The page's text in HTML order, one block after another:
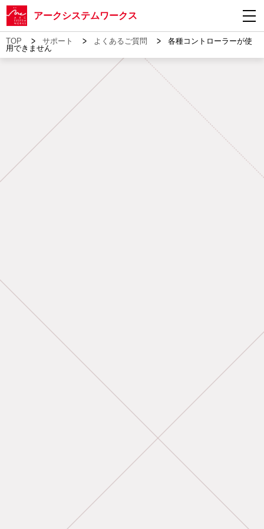
アークシステムワークス
TOP > サポート > よくあるご質問 >
各種コントローラーが使
用できません